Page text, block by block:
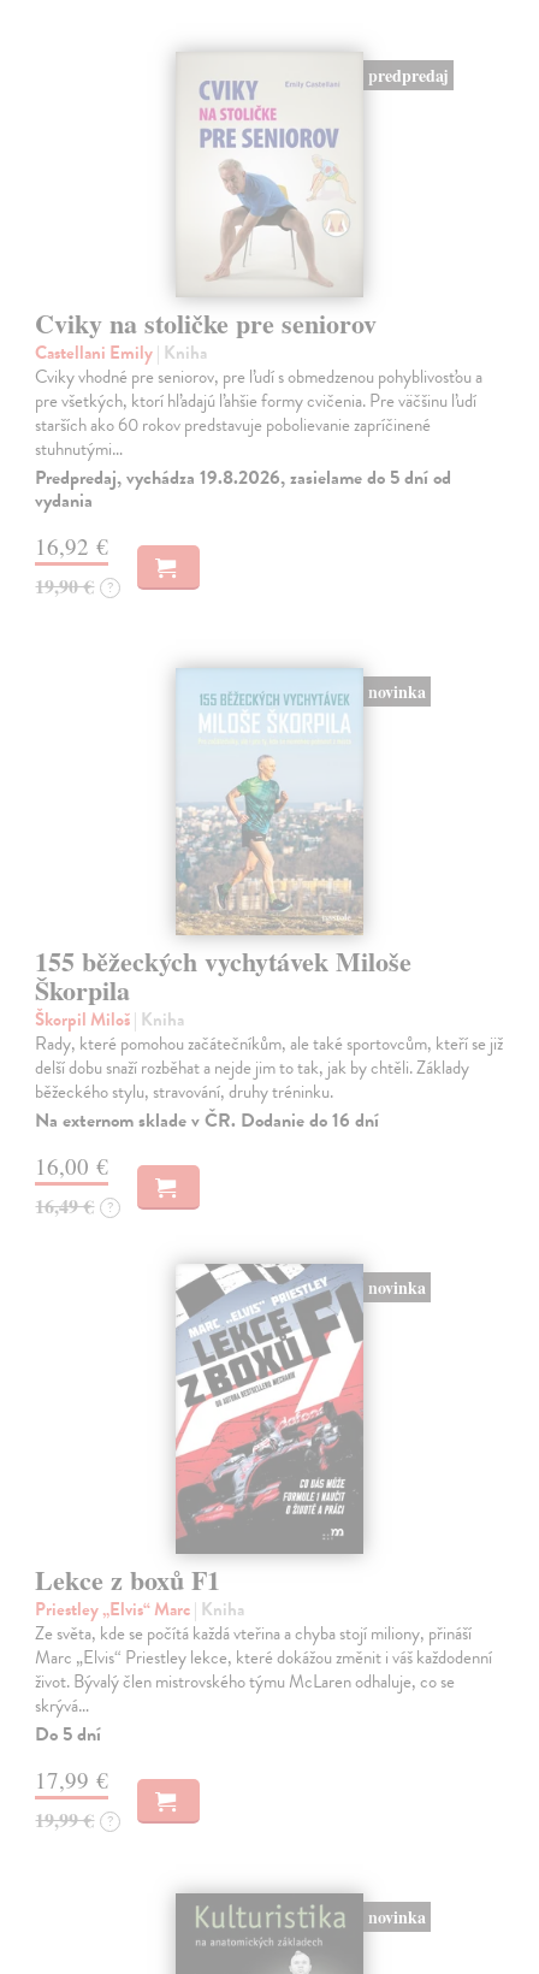
predpredaj
Cviky na stoličke pre seniorov
Castellani Emily| Kniha
Cviky vhodné pre seniorov, pre ľudí s obmedzenou pohyblivosťou a
pre všetkých, ktorí hľadajú ľahšie formy cvičenia. Pre väčšinu ľudí
starších ako 60 rokov predstavuje pobolievanie zapríčinené
stuhnutými…
Predpredaj, vychádza 19.8.2026, zasielame do 5 dní od
vydania
16,92 €
19,90 € ?
novinka
155 běžeckých vychytávek Miloše
Škorpila
Škorpil Miloš| Kniha
Rady, které pomohou začátečníkům, ale také sportovcům, kteří se již
delší dobu snaží rozběhat a nejde jim to tak, jak by chtěli. Základy
běžeckého stylu, stravování, druhy tréninku.
Na externom sklade v ČR. Dodanie do 16 dní
16,00 €
16,49 € ?
novinka
Lekce z boxů F1
Priestley „Elvis“ Marc| Kniha
Ze světa, kde se počítá každá vteřina a chyba stojí miliony, přináší
Marc „Elvis“ Priestley lekce, které dokážou změnit i váš každodenní
život. Bývalý člen mistrovského týmu McLaren odhaluje, co se
skrývá…
Do 5 dní
17,99 €
19,99 € ?
novinka